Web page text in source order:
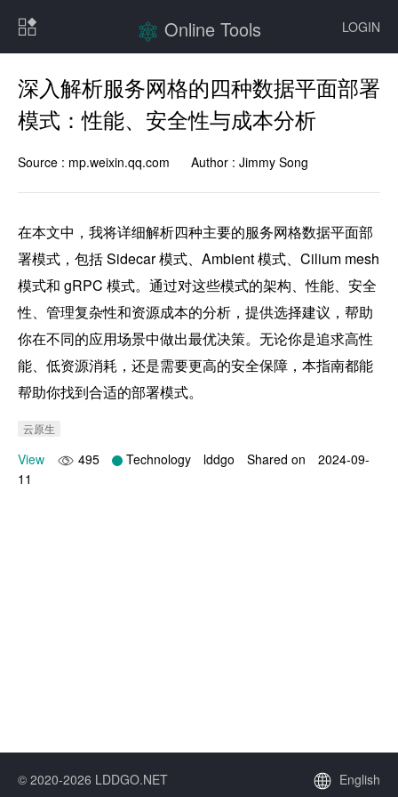
LOGIN
Online Tools
深入解析服务网格的四种数据平面部署
模式：性能、安全性与成本分析
Source : mp.weixin.qq.com Author : Jimmy Song
在本文中，我将详细解析四种主要的服务网格数据平面部
署模式，包括 Sidecar 模式、Ambient 模式、Cilium mesh
模式和 gRPC 模式。通过对这些模式的架构、性能、安全
性、管理复杂性和资源成本的分析，提供选择建议，帮助
你在不同的应用场景中做出最优决策。无论你是追求高性
能、低资源消耗，还是需要更高的安全保障，本指南都能
帮助你找到合适的部署模式。
云原生
View 495 Technology lddgo Shared on
2024-09-
11
© 2020-2026 LDDGO.NET English